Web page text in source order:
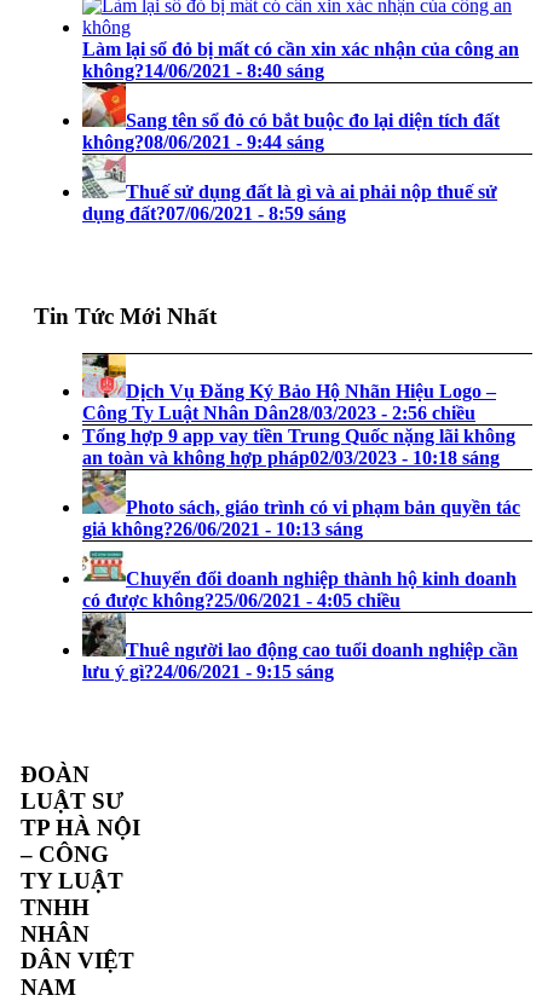
Làm lại sổ đỏ bị mất có cần xin xác nhận của công an
không?14/06/2021 - 8:40 sáng
Sang tên sổ đỏ có bắt buộc đo lại diện tích đất
không?08/06/2021 - 9:44 sáng
Thuế sử dụng đất là gì và ai phải nộp thuế sử
dụng đất?07/06/2021 - 8:59 sáng
Tin Tức Mới Nhất
Dịch Vụ Đăng Ký Bảo Hộ Nhãn Hiệu Logo –
Công Ty Luật Nhân Dân28/03/2023 - 2:56 chiều
Tổng hợp 9 app vay tiền Trung Quốc nặng lãi không
an toàn và không hợp pháp02/03/2023 - 10:18 sáng
Photo sách, giáo trình có vi phạm bản quyền tác
giả không?26/06/2021 - 10:13 sáng
Chuyển đổi doanh nghiệp thành hộ kinh doanh
có được không?25/06/2021 - 4:05 chiều
Thuê người lao động cao tuổi doanh nghiệp cần
lưu ý gì?24/06/2021 - 9:15 sáng
ĐOÀN
LUẬT SƯ
TP HÀ NỘI
– CÔNG
TY LUẬT
TNHH
NHÂN
DÂN VIỆT
NAM